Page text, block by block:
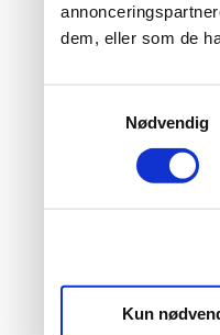
dem, eller som de
Nødvendig
Kun